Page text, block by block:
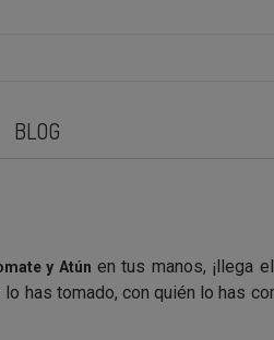
BLOG
y Atún en tus manos, ¡llega
has tomado, con quién lo has